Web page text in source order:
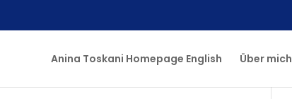
Anina Toskani Homepage English Über mich